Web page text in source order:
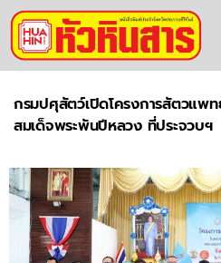
กรมปศุสัตว์เปิดโครงการสัตวแพท
สมเด็จพระพันปีหลวง ที่ประจวบฯ